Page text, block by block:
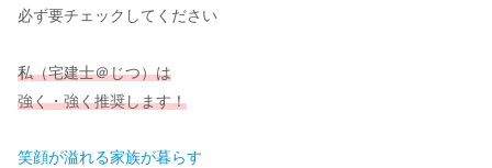
必ず要チェックしてください
私（宅建士＠じつ）は
強く・強く推奨します！
笑顔が溢れる家族が暮らす